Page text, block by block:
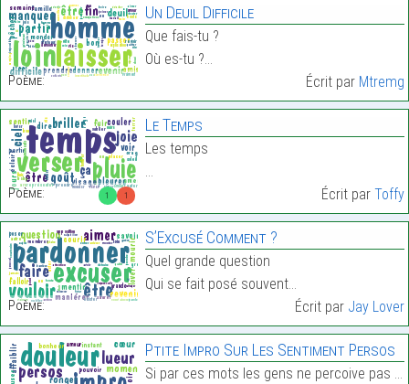
Poème:
Un Deuil Difficile
Que fais-tu ?
Où es-tu ?…
Écrit par Mtremg
1 1
Poème:
Le Temps
Les temps
…
Écrit par Toffy
Poème:
S’Excusé Comment ?
Quel grande question
Qui se fait posé souvent…
Écrit par Jay Lover
Ptite Impro Sur Les Sentiment Persos
Si par ces mots les gens ne percoive pas la douleu